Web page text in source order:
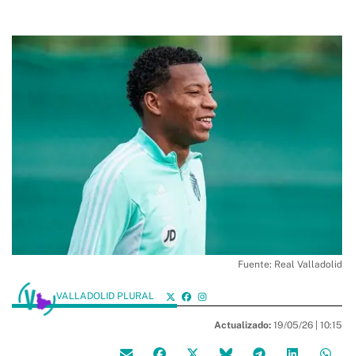
Fuente: Real Valladolid
VALLADOLID PLURAL
Actualizado: 19/05/26 | 10:15